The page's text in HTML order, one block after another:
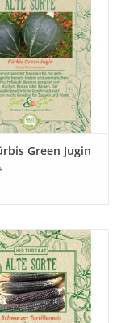
als Saft und
sehr gut
Green Jugin